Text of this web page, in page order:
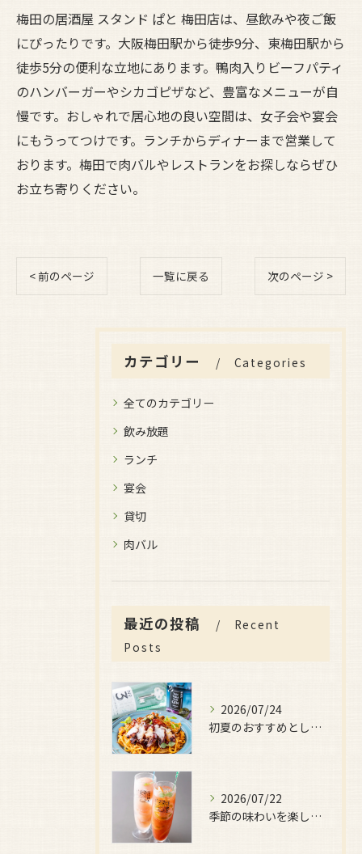
梅田の居酒屋 スタンド ぱと 梅田店は、昼飲みや夜ご飯
にぴったりです。大阪梅田駅から徒歩9分、東梅田駅から
徒歩5分の便利な立地にあります。鴨肉入りビーフパティ
のハンバーガーやシカゴピザなど、豊富なメニューが自
慢です。おしゃれで居心地の良い空間は、女子会や宴会
にもうってつけです。ランチからディナーまで営業して
おります。梅田で肉バルやレストランをお探しならぜひ
お立ち寄りください。
< 前のページ 一覧に戻る 次のページ >
カテゴリー Categories
全てのカテゴリー
飲み放題
ランチ
宴会
貸切
肉バル
最近の投稿
Recent
Posts
2026/07/24
初夏のおすすめとしてご用意しているのが、
2026/07/22
季節の味わいを楽しみたい日におすすめなのが、